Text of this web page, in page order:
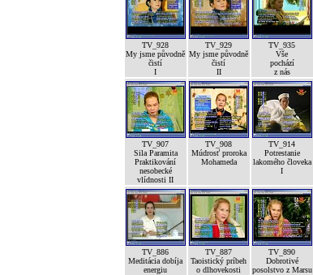
TV_928
My jsme původně
čistí
I
TV_929
My jsme původně
čistí
II
TV_935
Vše
pochází
z nás
TV_907
Sila Paramita
Praktikování
nesobecké
vlídnosti II
TV_908
Múdrosť proroka
Mohameda
TV_914
Potrestanie
lakomého človeka
I
TV_886
Meditácia dobíja
energiu
TV_887
Taoistický príbeh
o dlhovekosti
TV_890
Dobrotivé
posolstvo z Marsu